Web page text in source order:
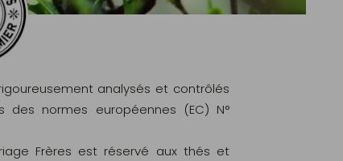
analysés et contrôlés
normes européennes (EC) N°
Frères est réservé aux thés et